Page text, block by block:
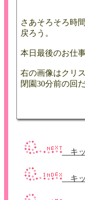
さあそろそろ時
戻ろう。
本日最後のお仕事
右の画像はクリ
閉園30分前の回だ
キッ
キッ